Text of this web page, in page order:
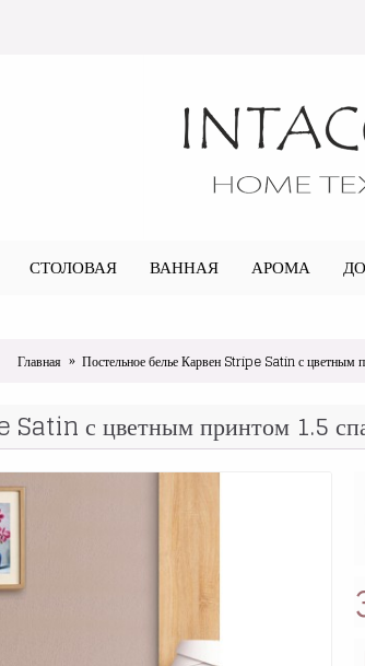
СТОЛОВАЯ ВАННАЯ АРОМА
Главная Постельное белье Карвен Stripe Satin с
Satin с цветным принтом 1.5